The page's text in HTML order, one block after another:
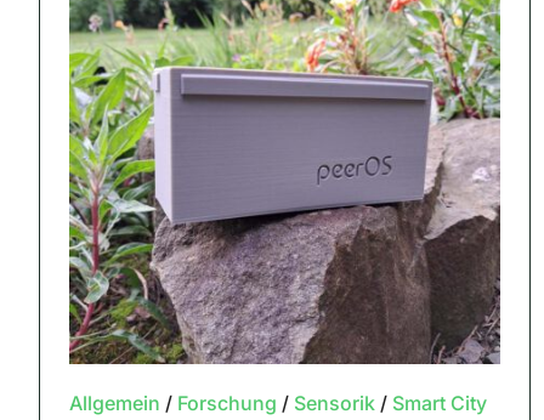
Allgemein / Forschung / Sensorik/ Smart City